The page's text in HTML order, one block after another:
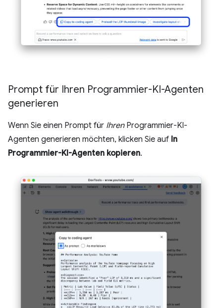
Prompt für Ihren Programmier-KI-Agenten
generieren
Wenn Sie einen Prompt für IhrenProgrammier-KI-
Agenten generieren möchten, klicken Sie auf In
Programmier-KI-Agenten kopieren.